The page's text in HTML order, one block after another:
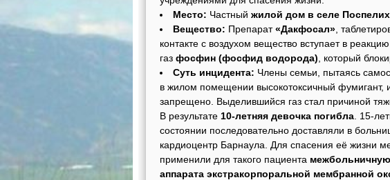
Место: Частный жилой дом в селе
Вещество: Препарат«Дакфосал» ,
контакте с воздухом вещество вступает в
газ фосфин (фосфид водорода) , который
Суть инцидента: Члены семьи, пытаясь
в жилом помещении высокотоксичный фумигант,
запрещено. Выделившийся газ стал причиной
В результате 10-летняя девочка погибла . 15-
состоянии последовательно доставляли в
кардиоцентр Барнаула. Для спасения её жизни
применили для такого пациента
аппарата экстракорпоральной мембранной